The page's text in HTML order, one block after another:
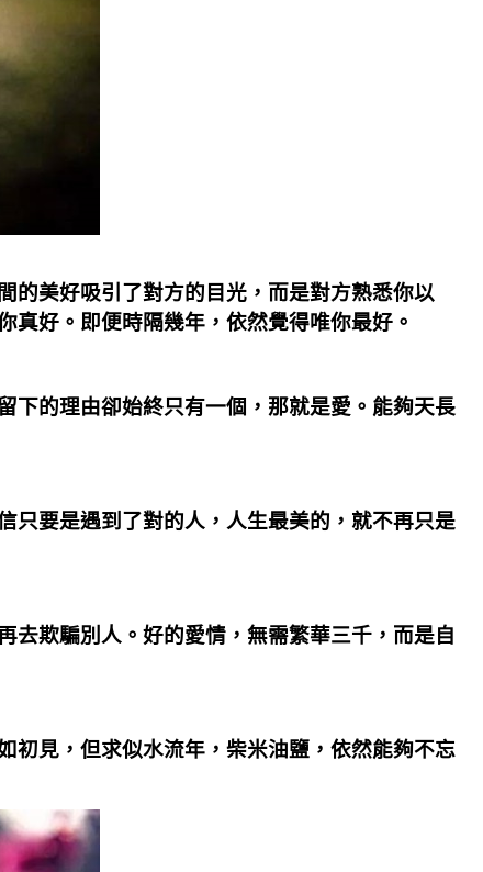
的美好吸引了對方的目光，而是對方熟悉你以
好。即便時隔幾年，依然覺得唯你最好。
下的理由卻始終只有一個，那就是愛。能夠天長
只要是遇到了對的人，人生最美的，就不再只是
去欺騙別人。好的愛情，無需繁華三千，而是自
初見，但求似水流年，柴米油鹽，依然能夠不忘